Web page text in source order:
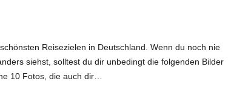
Reisezielen in Deutschland. Wenn du noch nie
siehst, solltest du dir unbedingt die folgenden Bilder
10 Fotos, die auch dir…